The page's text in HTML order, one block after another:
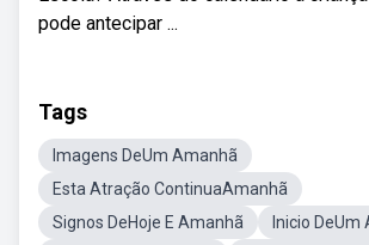
pode antecipar ...
Tags
Imagens DeUm Amanhã
Esta Atração ContinuaAmanhã
Signos DeHoje E Amanhã
Inicio DeUm